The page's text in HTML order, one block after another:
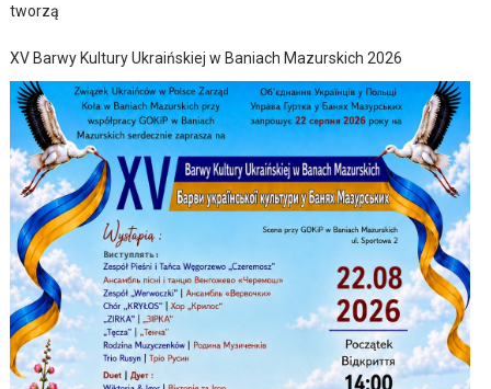
tworzą
XV Barwy Kultury Ukraińskiej w Baniach Mazurskich 2026